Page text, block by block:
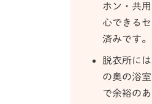
ホン・共
心できる
済みです。
脱衣所に
の奥の浴
で余裕の